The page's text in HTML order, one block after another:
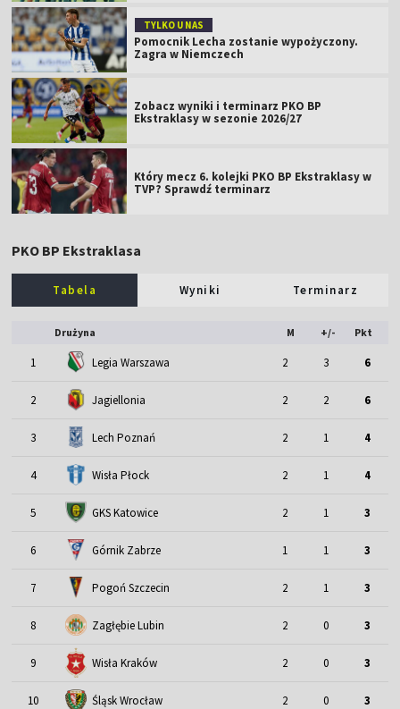
TYLKO U NAS
Pomocnik Lecha zostanie wypożyczony.
Zagra w Niemczech
Zobacz wyniki i terminarz PKO BP
Ekstraklasy w sezonie 2026/27
Który mecz 6. kolejki PKO BP Ekstraklasy w
TVP? Sprawdź terminarz
PKO BP Ekstraklasa
Tabela Wyniki Terminarz
Drużyna M +/- Pkt
1 Legia Warszawa 2 3 6
2 Jagiellonia 2 2 6
3 Lech Poznań 2 1 4
4 Wisła Płock 2 1 4
5 GKS Katowice 2 1 3
6 Górnik Zabrze 1 1 3
7 Pogoń Szczecin 2 1 3
8 Zagłębie Lubin 2 0 3
9 Wisła Kraków 2 0 3
10 Śląsk Wrocław 2 0 3